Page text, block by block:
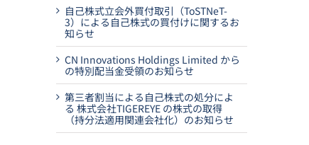
自己株式立会外買付取引（ToSTNeT-
3）による自己株式の買付けに関するお
知らせ
CN Innovations Holdings Limited から
の特別配当金受領のお知らせ
第三者割当による自己株式の処分によ
る 株式会社TIGEREYE の株式の取得
（持分法適用関連会社化）のお知らせ